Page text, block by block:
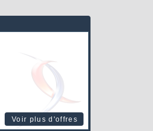
Voir plus d'offres